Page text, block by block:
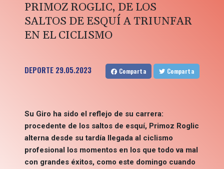
PRIMOZ ROGLIC, DE LOS
SALTOS DE ESQUÍ A TRIUNFAR
EN EL CICLISMO
DEPORTE 29.05.2023 Comparta Comparta
Su Giro ha sido el reflejo de su carrera:
procedente de los saltos de esquí, Primoz Roglic
alterna desde su tardía llegada al ciclismo
profesional los momentos en los que todo va mal
con grandes éxitos, como este domingo cuando